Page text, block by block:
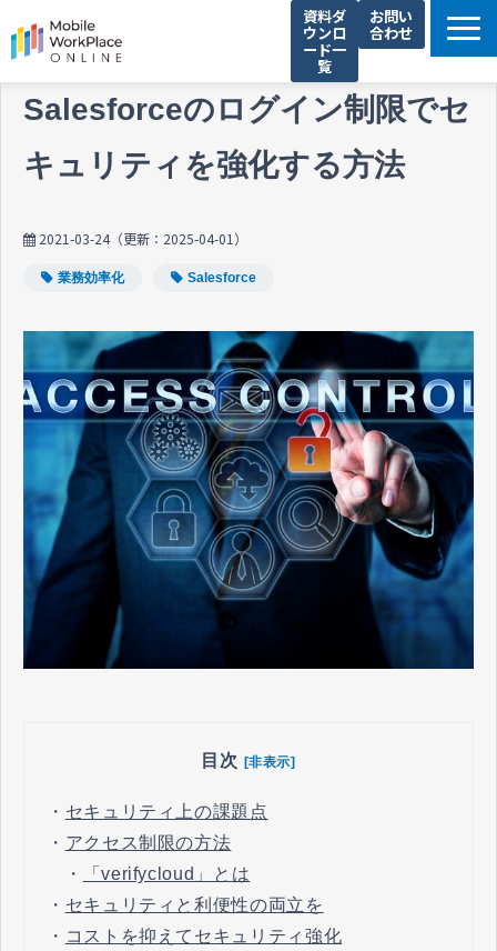
資料ダ
ウンロ
ード一
覧
お問い
合わせ
製品サービス一覧
コネクシオの強み
運営会社
Salesforceのログイン制限でセ
キュリティを強化する方法
2021-03-24（更新： 2025-04-01 ）
業務効率化 Salesforce
目次 [非表示]
・ セキュリティ上の課題点
・ アクセス制限の方法
・
「verifycloud」とは
・ セキュリティと利便性の両立を
・ コストを抑えてセキュリティ強化